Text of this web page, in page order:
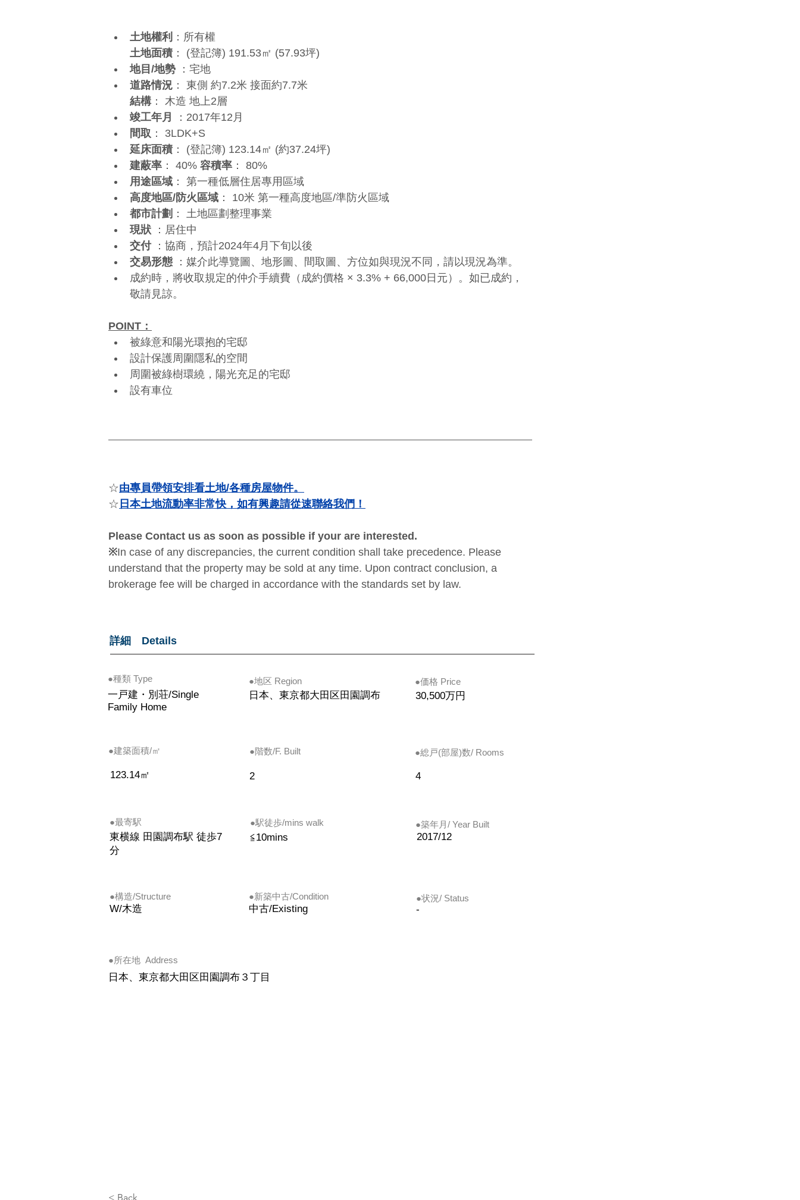
土地權利 ：所有權
土地面積： (登記簿) 191.53㎡ (57.93坪)
地目/地勢 ：宅地
道路情況 ： 東側 約7.2米 接面約7.7米
結構： 木造 地上2層
竣工年月
：2017年12月
間取 ： 3LDK+S
延床面積： (登記簿) 123.14㎡ (約37.24坪)
建蔽率 ： 40% 容積率 ： 80%
用途區域 ： 第一種低層住居專用區域
高度地區/防火區域 ： 10米 第一種高度地區/準防火區域
都市計劃 ： 土地區劃整理事業
現狀 ：居住中
交付 ：協商，預計2024年4月下旬以後
交易形態 ：媒介此導覽圖、地形圖、間取圖、方位如與現況不同，請以現況為準。
成約時，將收取規定的仲介手續費（成約價格 × 3.3% + 66,000日元）。如已成約，
敬請見諒。
POINT：
被綠意和陽光環抱的宅邸
設計保護周圍隱私的空間
周圍被綠樹環繞，陽光充足的宅邸
設有車位
☆由專員帶領安排看土地/各種房屋物件。
☆ 日本土地流動率非常快，如有興趣請從速聯絡我們！
Please Contact us as soon as possible if your are interested.
※In case of any discrepancies, the current condition shall take precedence. Please
understand that the property may be sold at any time. Upon contract conclusion, a
brokerage fee will be charged in accordance with the standards set by law.
詳細 Details
●種類 Type
一戸建・別荘/Single
Family Home
​●建築面積/㎡
123.14㎡
●最寄駅
東横線 田園調布駅 徒歩7
分
​●地区 Region
日本、東京都大田区田園調布
●階数/F. Built
2
●駅徒歩/mins walk
≦10mins
​●価格 Price
30,500万円
●総戸(部屋)数/ Rooms
4
●築年月/ Year Built
2017/12
●構造/Structure
W/木造
●新築中古/Condition
中古/Existing
●状況/ Status
-
●所在地 ​ Address
日本、東京都大田区田園調布３丁目
< Back